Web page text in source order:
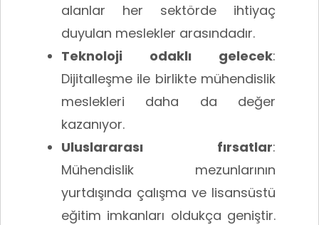
alanlar her sektörde ihtiyaç
duyulan meslekler arasındadır.
Teknoloji odaklı gelecek:
Dijitalleşme ile birlikte mühendislik
meslekleri daha da değer
kazanıyor.
Uluslararası fırsatlar:
Mühendislik mezunlarının
yurtdışında çalışma ve lisansüstü
eğitim imkanları oldukça geniştir.